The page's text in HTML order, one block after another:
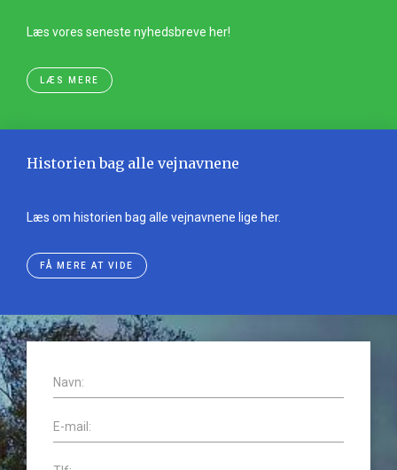
Læs vores seneste nyhedsbreve her!
LÆS MERE
Historien bag alle vejnavnene
Læs om historien bag alle vejnavnene lige her.
FÅ MERE AT VIDE